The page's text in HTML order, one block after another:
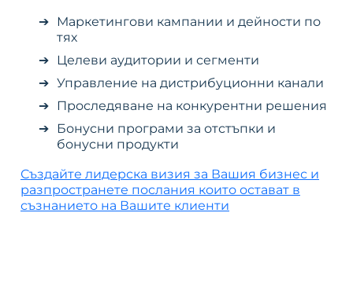
Маркетингови кампании и дейности по
тях
Целеви аудитории и сегменти
Управление на дистрибуционни канали
Проследяване на конкурентни решения
Бонусни програми за отстъпки и
бонусни продукти
Създайте лидерска визия за Вашия бизнес и
разпространете послания които остават в
съзнанието на Вашите клиенти